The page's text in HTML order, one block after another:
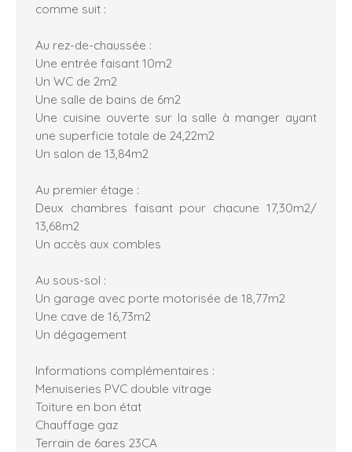
comme suit :
Au rez-de-chaussée :
Une entrée faisant 10m2
Un WC de 2m2
Une salle de bains de 6m2
Une cuisine ouverte sur la salle à manger ayant
une superficie totale de 24,22m2
Un salon de 13,84m2
Au premier étage :
Deux chambres faisant pour chacune 17,30m2/
13,68m2
Un accès aux combles
Au sous-sol :
Un garage avec porte motorisée de 18,77m2
Une cave de 16,73m2
Un dégagement
Informations complémentaires :
Menuiseries PVC double vitrage
Toiture en bon état
Chauffage gaz
Terrain de 6ares 23CA